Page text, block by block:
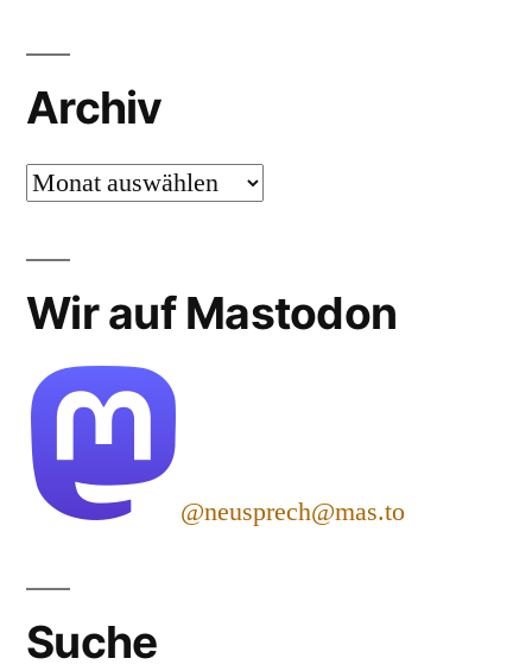
Archiv
Archiv
Wir auf Mastodon
@neusprech@mas.to
Suche